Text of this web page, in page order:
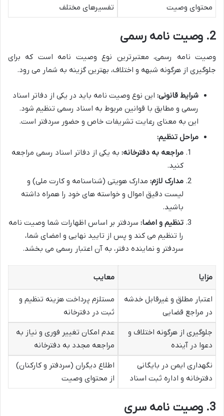
محتوای وصیت
تفسیرهای مختلف
2. وصیت نامه رسمی
وصیت نامه رسمی، معتبرترین نوع وصیت نامه است که برای
جلوگیری از هرگونه شبهه و اختلاف، بهترین گزینه به شمار می رود.
شرایط قانونی: این نوع وصیت نامه باید در یکی از دفاتر اسناد
رسمی و مطابق با قوانین مربوط به اسناد رسمی تنظیم شود.
این به معنای رعایت تشریفات خاص و حضور سردفتر است.
مراحل تنظیم:
مراجعه به دفترخانه: به یکی از دفاتر اسناد رسمی مراجعه
کنید.
مدارک لازم: مدارک هویتی (شناسنامه و کارت ملی) و
لیست دقیق اموال و خواسته های خود را همراه داشته
باشید.
تنظیم و امضا: سردفتر بر اساس اظهارات شما وصیت نامه
را تنظیم می کند و پس از تایید نهایی و امضای شما،
سردفتر و نماینده دفتر، به آن اعتبار رسمی می بخشد.
مزایا معایب
اعتبار مطلق و غیرقابل خدشه
در مراجع قضایی
مستلزم پرداخت هزینه تنظیم و
ثبت در دفترخانه
جلوگیری از هرگونه اختلاف و
دعوا در آینده
عدم امکان تغییر فوری و نیاز به
مراجعه مجدد به دفترخانه
نگهداری ایمن در بایگانی
دفترخانه و اداره ثبت اسناد
اطلاع دیگران (سردفتر و کارکنان)
از محتوای وصیت
3. وصیت نامه سری